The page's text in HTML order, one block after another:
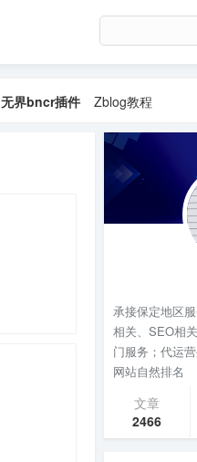
无界bncr插件 Zblog教程
承接保定地区
相关、SEO相
门服务；代运
网站自然排名
文章
2466